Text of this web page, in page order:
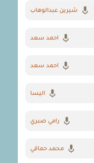
شيرين عبدالوهاب
احمد سعد
احمد سعد
اليسا
رامي صبري
محمد حماقي